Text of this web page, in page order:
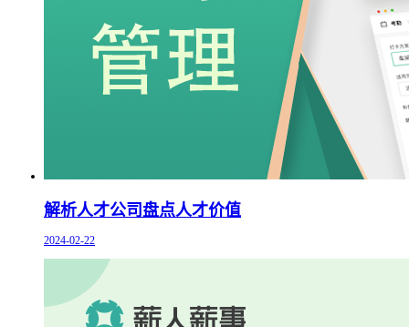
解析人才公司盘点人才价值
2024-02-22